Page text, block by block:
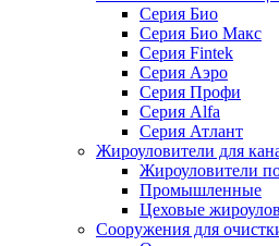
Серия Био
Серия Био Макс
Серия Fintek
Серия Аэро
Серия Профи
Серия Alfa
Серия Атлант
Жироуловители для
Жироуловители
Промышленные
Цеховые
Сооружения для